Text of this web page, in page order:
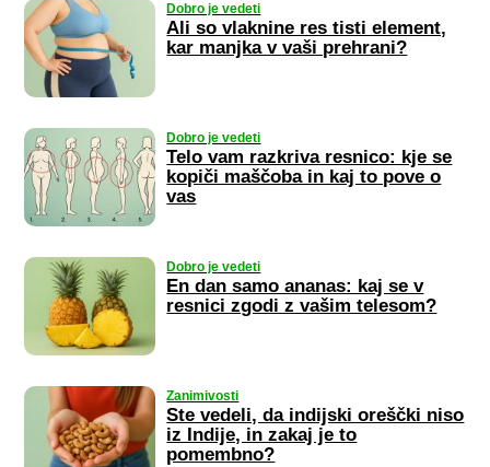
Dobro je vedeti
Ali so vlaknine res tisti element,
kar manjka v vaši prehrani?
Dobro je vedeti
Telo vam razkriva resnico: kje se
kopiči maščoba in kaj to pove o
vas
Dobro je vedeti
En dan samo ananas: kaj se v
resnici zgodi z vašim telesom?
Zanimivosti
Ste vedeli, da indijski oreščki niso
iz Indije, in zakaj je to
pomembno?